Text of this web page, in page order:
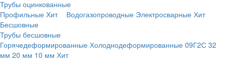
Трубы оцинкованные
Профильные Хит Водогазопроводные Электросварные Хит
Бесшовные
Трубы бесшовные
Горячедеформированные Холоднодеформированные 09Г2С 32
мм 20 мм 10 мм Хит